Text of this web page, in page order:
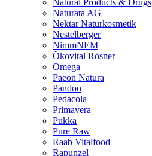
Naturata AG
Nektar Naturkosmetik
Nestelberger
NimmNEM
Ökovital Rösner
Omega
Paeon Natura
Pandoo
Pedacola
Primavera
Pukka
Pure Raw
Raab Vitalfood
Rapunzel